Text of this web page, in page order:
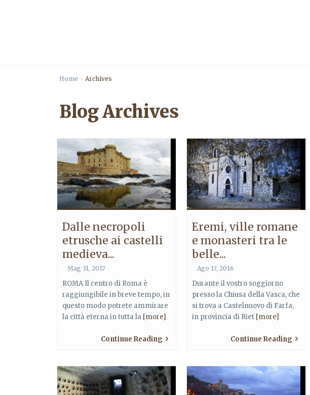
Home Archives
Blog Archives
Dalle necropoli
etrusche ai castelli
medieva...
Mag 31, 2017
ROMA Il centro di Roma è
raggiungibile in breve tempo, in
questo modo potrete ammirare
la città eterna in tutta la [more]
Continue Reading
Eremi, ville romane
e monasteri tra le
belle...
Ago 17, 2016
Durante il vostro soggiorno
presso la Chiusa della Vasca, che
si trova a Castelnuovo di Farfa,
in provincia di Riet [more]
Continue Reading